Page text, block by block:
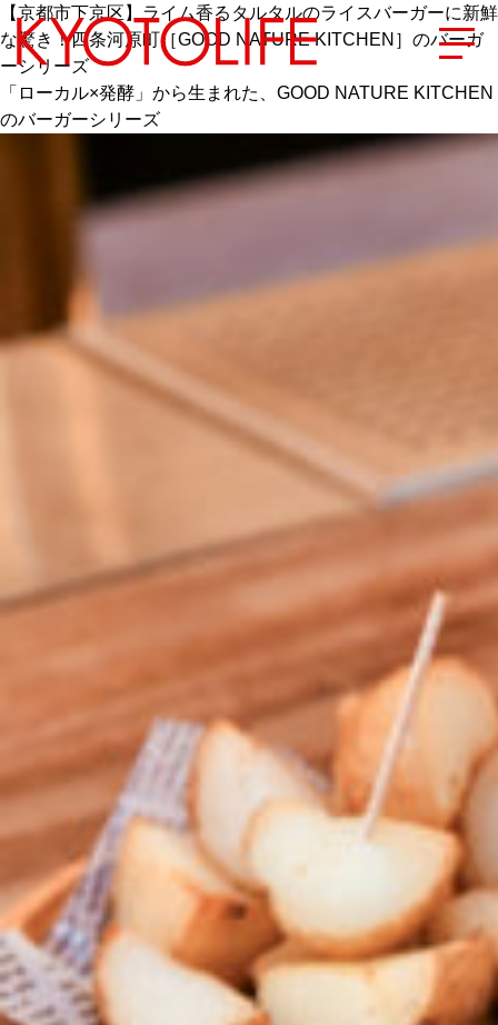
エリアから探す
地図から探す
SPECIAL
NEW OPEN
ABOUT US
チケットプレゼント応募
MAIN MENU
SERIES
カレーが好き
【京都市下京区】ライム香るタルタルのライスバーガーに新鮮
な驚き！四条河原町［GOOD NATURE KITCHEN］のバーガ
ーシリーズ
「ローカル×発酵」から生まれた、GOOD NATURE KITCHEN
のバーガーシリーズ